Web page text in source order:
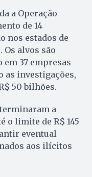
a Operação
de 14
nos estados de
Os alvos são
37 empresas
as investigações,
50 bilhões.
a
o limite de R$ 145
eventual
aos ilícitos